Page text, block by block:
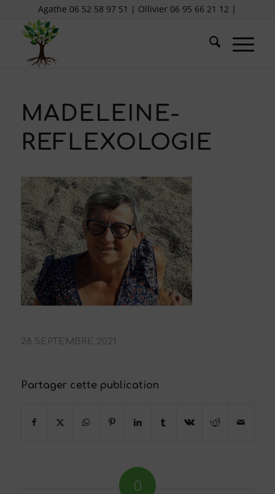
Agathe 06 52 58 97 51 | Ollivier 06 95 66 21 12 |
MADELEINE-
REFLEXOLOGIE
28 SEPTEMBRE 2021
Partager cette publication
0